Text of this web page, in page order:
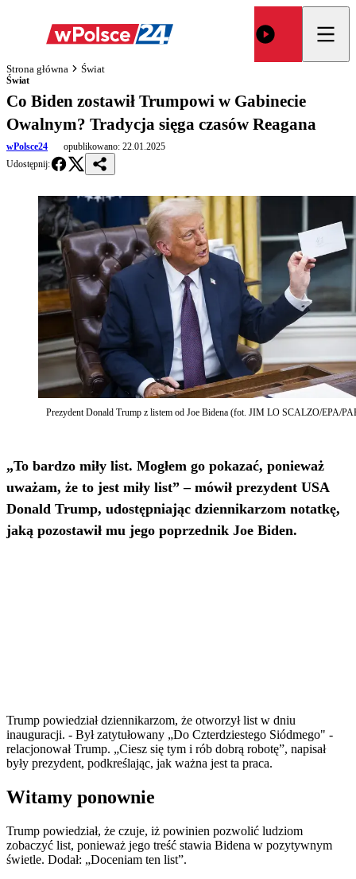
Strona główna Świat
Świat
Co Biden zostawił Trumpowi w Gabinecie
Owalnym? Tradycja sięga czasów Reagana
wPolsce24 opublikowano: 22.01.2025
Udostępnij:
Prezydent Donald Trump z listem od Joe Bidena (fot. JIM LO SCALZO/EPA/
„To bardzo miły list. Mogłem go pokazać, ponieważ
uważam, że to jest miły list” – mówił prezydent USA
Donald Trump, udostępniając dziennikarzom notatkę,
jaką pozostawił mu jego poprzednik Joe Biden.
Trump powiedział dziennikarzom, że otworzył list w dniu
inauguracji. - Był zatytułowany „Do Czterdziestego Siódmego" -
relacjonował Trump. „Ciesz się tym i rób dobrą robotę”, napisał
były prezydent, podkreślając, jak ważna jest ta praca.
Witamy ponownie
Trump powiedział, że czuje, iż powinien pozwolić ludziom
zobaczyć list, ponieważ jego treść stawia Bidena w pozytywnym
świetle. Dodał: „Doceniam ten list”.